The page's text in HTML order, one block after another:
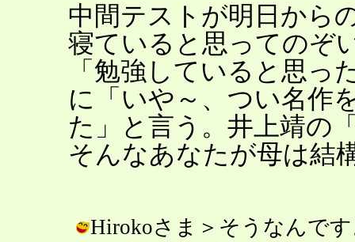
中間テストが明日から
寝ていると思ってのぞ
「勉強していると思っ
に「いや～、つい名作
た」と言う。井上靖の
そんなあなたが母は結
Hirokoさま＞そうなんで